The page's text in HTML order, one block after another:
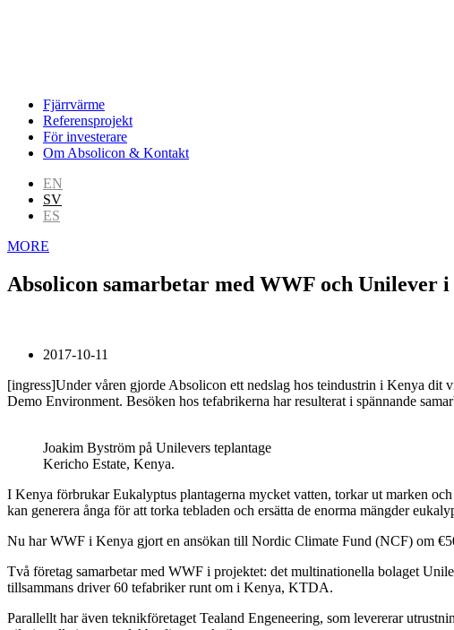
Fjärrvärme
Referensprojekt
För investerare
Om Absolicon & Kontakt
EN
SV
ES
MORE
Absolicon samarbetar med WWF och Unilever
2017-10-11
[ingress]Under våren gjorde Absolicon ett nedslag hos teindustrin i Kenya dit
Demo Environment. Besöken hos tefabrikerna har resulterat i spännande
Joakim Byström på Unilevers teplantage
Kericho Estate, Kenya.
I Kenya förbrukar Eukalyptus plantagerna mycket vatten, torkar ut marken
kan generera ånga för att torka tebladen och ersätta de enorma mängder
Nu har WWF i Kenya gjort en ansökan till Nordic Climate Fund (NCF) om
Två företag samarbetar med WWF i projektet: det multinationella bolaget
tillsammans driver 60 tefabriker runt om i Kenya, KTDA.
Parallellt har även teknikföretaget Tealand Engeneering, som levererar